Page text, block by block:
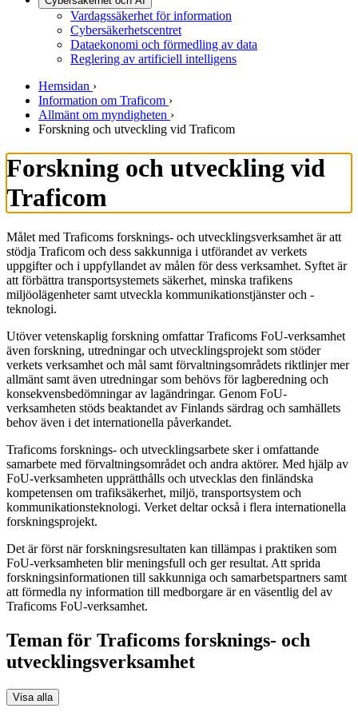
Vardagssäkerhet för information
Cybersäkerhetscentret
Dataekonomi och förmedling av data
Reglering av artificiell intelligens
Hemsidan ›
Information om Traficom ›
Allmänt om myndigheten ›
Forskning och utveckling vid Traficom
Forskning och utveckling vid
Traficom
Målet med Traficoms forsknings- och utvecklingsverksamhet är att
stödja Traficom och dess sakkunniga i utförandet av verkets
uppgifter och i uppfyllandet av målen för dess verksamhet. Syftet är
att förbättra transportsystemets säkerhet, minska trafikens
miljöolägenheter samt utveckla kommunikationstjänster och -
teknologi.
Utöver vetenskaplig forskning omfattar Traficoms FoU-verksamhet
även forskning, utredningar och utvecklingsprojekt som stöder
verkets verksamhet och mål samt förvaltningsområdets riktlinjer mer
allmänt samt även utredningar som behövs för lagberedning och
konsekvensbedömningar av lagändringar. Genom FoU-
verksamheten stöds beaktandet av Finlands särdrag och samhällets
behov även i det internationella påverkandet.
Traficoms forsknings- och utvecklingsarbete sker i omfattande
samarbete med förvaltningsområdet och andra aktörer. Med hjälp av
FoU-verksamheten upprätthålls och utvecklas den finländska
kompetensen om trafiksäkerhet, miljö, transportsystem och
kommunikationsteknologi. Verket deltar också i flera internationella
forskningsprojekt.
Det är först när forskningsresultaten kan tillämpas i praktiken som
FoU-verksamheten blir meningsfull och ger resultat. Att sprida
forskningsinformationen till sakkunniga och samarbetspartners samt
att förmedla ny information till medborgare är en väsentlig del av
Traficoms FoU-verksamhet.
Teman för Traficoms forsknings- och
utvecklingsverksamhet
Visa alla